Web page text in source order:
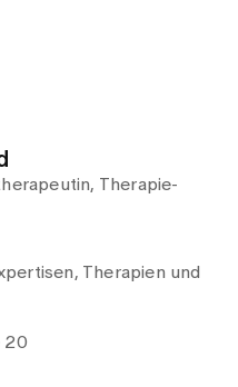
Therapie-
Therapien und
20